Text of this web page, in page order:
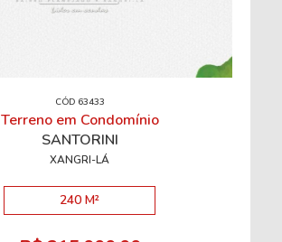
CÓD 63433
Terreno em Condomínio
SANTORINI
XANGRI-LÁ
240 M²